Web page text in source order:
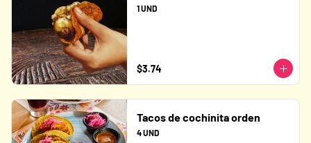
1 UND
$3.74
Tacos de cochinita orden
4 UND